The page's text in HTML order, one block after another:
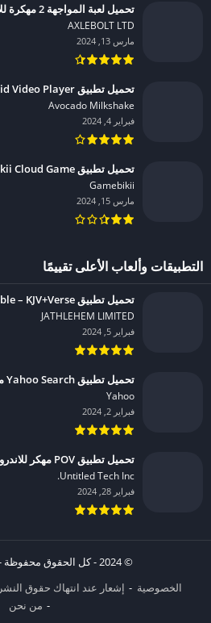
تحميل لعبة المواجهة 2 مهكرة للاندرويد 2024
AXLEBOLT LTD‏
مارس 13, 2024
تحميل تطبيق Provid Video Player مهكر للاندرويد 2024
Avocado Milkshake‏
فبراير 4, 2024
تحميل تطبيق Bikii Cloud Game مهكر للاندرويد 2024
Gamebikii‏
مارس 15, 2024
التطبيقات وألعاب الأعلى تقييمًا
تحميل تطبيق Holy Bible – KJV+Verse مهكر للاندرويد 2024
JATHLEHEM LIMITED‏
فبراير 5, 2024
تحميل تطبيق Yahoo Search مهكر للاندرويد 2024
Yahoo‏
فبراير 2, 2024
تحميل تطبيق POV مهكر للاندرويد 2024
Untitled Tech Inc.‏
فبراير 28, 2024
© 2024 - كل الحقوق محفوظة -
الخصوصية
إشعار عند انتهاك حقوق النشر DMCA
من نحن